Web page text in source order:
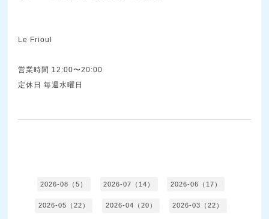
Le Frioul
営業時間 12:00〜20:00
定休日 毎週水曜日
2026-08（5） 2026-07（14） 2026-06（17）
2026-05（22） 2026-04（20） 2026-03（22）